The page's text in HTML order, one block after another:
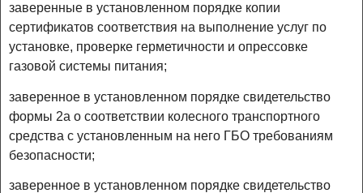
заверенные в установленном порядке копии
сертификатов соответствия на выполнение услуг по
установке, проверке герметичности и опрессовке
газовой системы питания;
заверенное в установленном порядке свидетельство
формы 2а о соответствии колесного транспортного
средства с установленным на него ГБО требованиям
безопасности;
заверенное в установленном порядке свидетельство